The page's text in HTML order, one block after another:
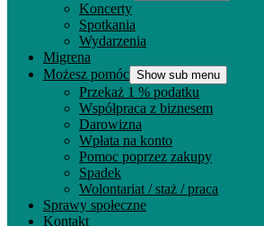
Koncerty
Spotkania
Wydarzenia
Migrena
Możesz pomóc Show sub menu
Przekaż 1 % podatku
Współpraca z biznesem
Darowizna
Wpłata na konto
Pomoc poprzez zakupy
Spadek
Wolontariat / staż / praca
Sprawy społeczne
Kontakt